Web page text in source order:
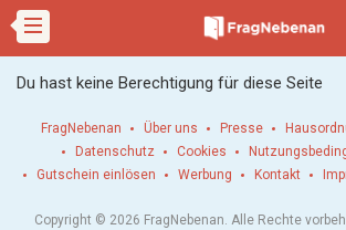
Du hast keine Berechtigung für diese Seite
FragNebenan Über uns Presse
Datenschutz
Cookies
Gutschein einlösen
Werbung Kontakt
Copyright © 2026 FragNebenan. Alle Rechte